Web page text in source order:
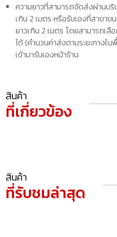
ความยาวที่สามารถจัดส่งผ่านบ
เกิน 2 เมตร หรือรับเองที่สาขา
ยาวเกิน 2 เมตร โดยสามารถเ
ได้ (คำนวนค่าส่งตามระยะทาง
เข้ามารับเองหน้าร้าน
สินค้า
ที่เกี่ยวข้อง
สินค้า
ที่รับชมล่าสุด